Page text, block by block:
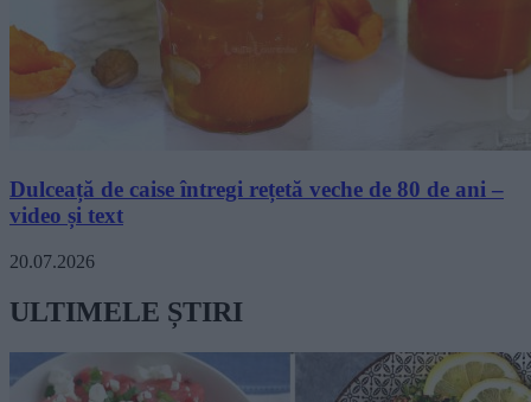
Dulceață de caise întregi rețetă veche de 80 de ani –
video și text
20.07.2026
ULTIMELE ȘTIRI